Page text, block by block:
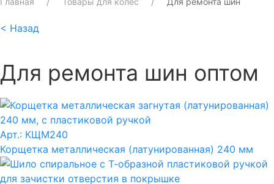
< Назад
Для ремонта шин оптом
Арт.: КЩМ240
Корщетка металлическая (латунированная) 240 мм